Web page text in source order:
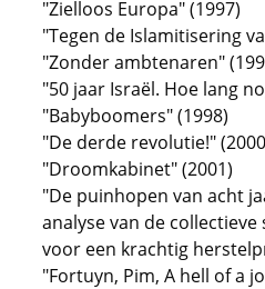
"Zielloos Europa" (1997)
"Tegen de Islamitisering
"Zonder ambtenaren"
"50 jaar Israël. Hoe lang
"Babyboomers" (1998)
"De derde revolutie!"
"Droomkabinet" (2001)
"De puinhopen van acht
analyse van de
voor een krachtig
"Fortuyn, Pim, A hell of a